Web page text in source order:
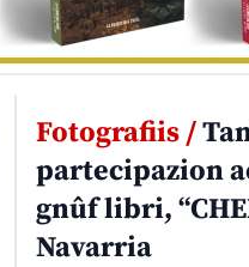
Fotografiis /
partecipazion
gnûf libri,
Navarria